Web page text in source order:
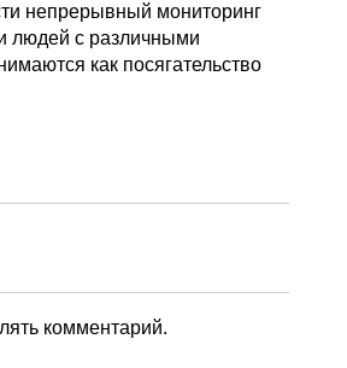
непрерывный мониторинг
людей с различными
как посягательство
комментарий.